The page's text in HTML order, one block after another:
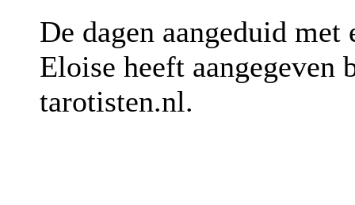
De dagen aangeduid met
Eloise heeft aangegeven
tarotisten.nl.